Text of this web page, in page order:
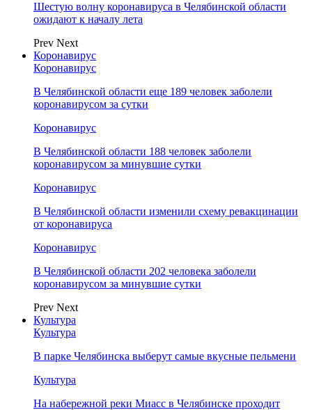
Шестую волну коронавируса в Челябинской области
ожидают к началу лета
Prev Next
Коронавирус
Коронавирус
В Челябинской области еще 189 человек заболели
коронавирусом за сутки
Коронавирус
В Челябинской области 188 человек заболели
коронавирусом за минувшие сутки
Коронавирус
В Челябинской области изменили схему ревакцинации
от коронавируса
Коронавирус
В Челябинской области 202 человека заболели
коронавирусом за минувшие сутки
Prev Next
Культура
Культура
В парке Челябинска выберут самые вкусные пельмени
Культура
На набережной реки Миасс в Челябинске проходит